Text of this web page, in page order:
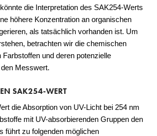
die Interpretation des SAK254-Werts
höhere Konzentration an organischen
als tatsächlich vorhanden ist. Um
betrachten wir die chemischen
Farbstoffen und deren potenzielle
Messwert.
SAK254-WERT
die Absorption von UV-Licht bei 254 nm
mit UV-absorbierenden Gruppen den
führt zu folgenden möglichen